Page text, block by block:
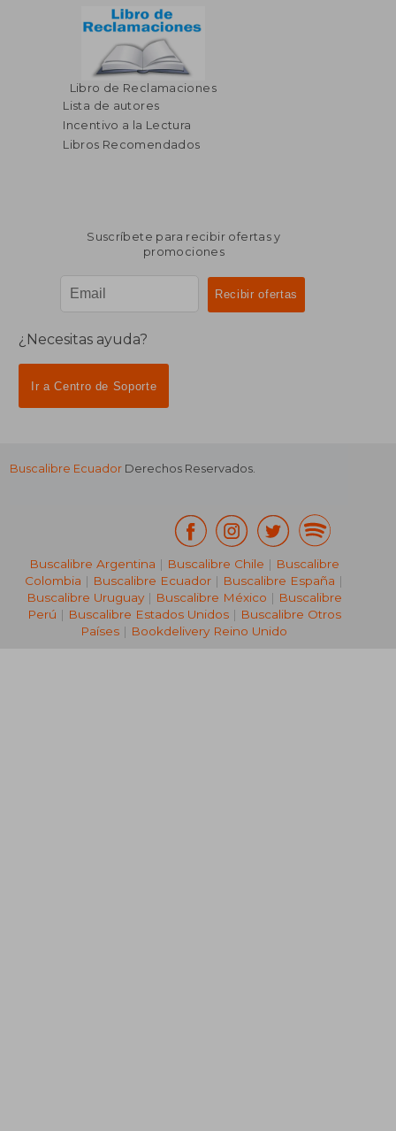
45%
dcto.
$ 48.42
$ 26.63
Libro de Reclamaciones
Lista de autores
Incentivo a la Lectura
Libros Recomendados
Suscríbete para recibir ofertas y
promociones
¿Necesitas ayuda?
Ir a Centro de Soporte
Buscalibre Ecuador Derechos Reservados.
Buscalibre Argentina | Buscalibre Chile | Buscalibre
Colombia | Buscalibre Ecuador | Buscalibre España |
Buscalibre Uruguay| Buscalibre México | Buscalibre
Perú | Buscalibre Estados Unidos| Buscalibre Otros
Países | Bookdelivery Reino Unido